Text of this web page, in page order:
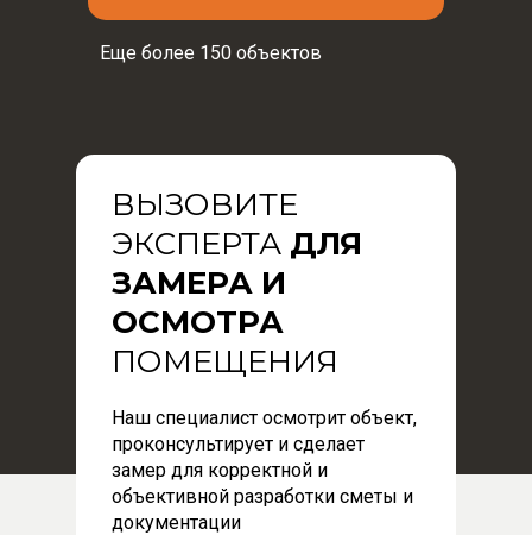
Еще более 150 объектов
ВЫЗОВИТЕ
ЭКСПЕРТА ДЛЯ
ЗАМЕРА И
ОСМОТРА
ПОМЕЩЕНИЯ
Наш специалист осмотрит объект,
проконсультирует и сделает
замер для корректной и
объективной разработки сметы и
документации